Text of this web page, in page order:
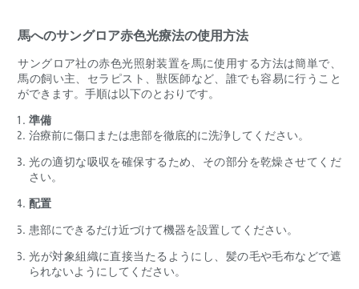
馬へのサングロア赤色光療法の使用方法
サングロア社の赤色光照射装置を馬に使用する方法は簡単で、
馬の飼い主、セラピスト、獣医師など、誰でも容易に行うこと
ができます。手順は以下のとおりです。
準備
治療前に傷口または患部を徹底的に洗浄してください。
光の適切な吸収を確保するため、その部分を乾燥させてくだ
さい。
配置
患部にできるだけ近づけて機器を設置してください。
光が対象組織に直接当たるようにし、髪の毛や毛布などで遮
られないようにしてください。